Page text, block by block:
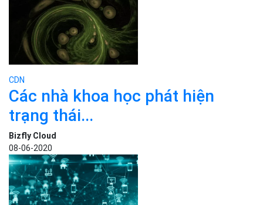
CDN
Các nhà khoa học phát hiện
trạng thái...
Bizfly Cloud
08-06-2020